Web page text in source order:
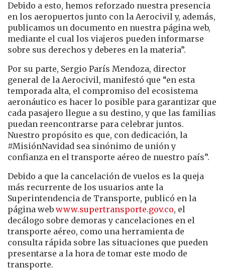
Debido a esto, hemos reforzado nuestra presencia
en los aeropuertos junto con la Aerocivil y, además,
publicamos un documento en nuestra página web,
mediante el cual los viajeros pueden informarse
sobre sus derechos y deberes en la materia”.
Por su parte, Sergio París Mendoza, director
general de la Aerocivil, manifestó que “en esta
temporada alta, el compromiso del ecosistema
aeronáutico es hacer lo posible para garantizar que
cada pasajero llegue a su destino, y que las familias
puedan reencontrarse para celebrar juntos.
Nuestro propósito es que, con dedicación, la
#MisiónNavidad sea sinónimo de unión y
confianza en el transporte aéreo de nuestro país”.
Debido a que la cancelación de vuelos es la queja
más recurrente de los usuarios ante la
Superintendencia de Transporte, publicó en la
página web www.supertransporte.gov.co, el
decálogo sobre demoras y cancelaciones en el
transporte aéreo, como una herramienta de
consulta rápida sobre las situaciones que pueden
presentarse a la hora de tomar este modo de
transporte.